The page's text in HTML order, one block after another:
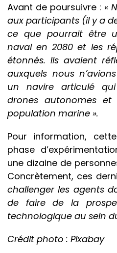
Avant de poursuivre : «
aux participants (il y a
ce que pourrait être
naval en 2080 et les
étonnés. Ils avaient
auxquels nous
un navire articulé
drones autonomes
population marine ».
Pour information,
phase
une dizaine de
Concrètement, ces
challenger les agents
de faire de la
technologique au sein
Crédit photo : Pixabay